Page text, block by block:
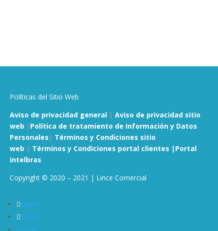
Políticas del Sitio Web
Aviso de privacidad general | Aviso de privacidad sitio
web | Política de tratamiento de Información y Datos
Personales | Términos y Condiciones sitio
web | Términos y Condiciones portal clientes | Portal
intelbras
Copyright © 2020 – 2021 | Lince Comercial
Seguir
Seguir